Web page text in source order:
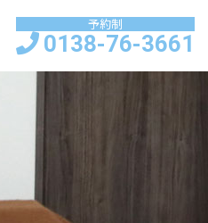
予約制
0138-76-3661